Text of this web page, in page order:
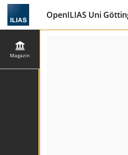
OpenILIAS Uni
Magazin